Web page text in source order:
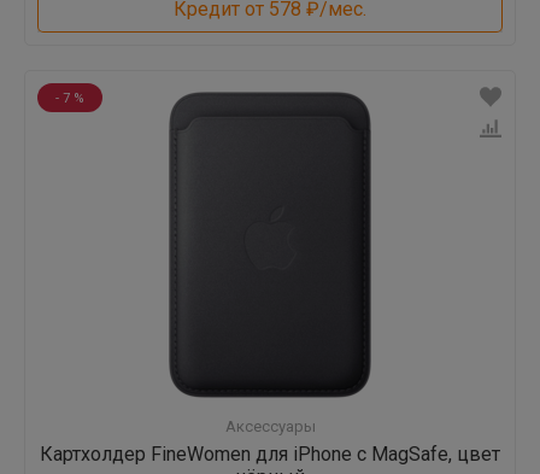
Кредит от 578 ₽/мес.
- 7 %
Аксессуары
Картхолдер FineWomen для iPhone с MagSafe, цвет